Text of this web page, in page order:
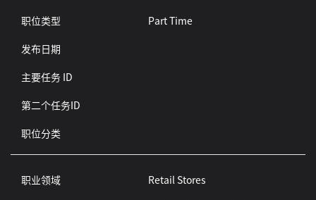
职位类型
Part Time
发布日期
主要任务 ID
第二个任务ID
职位分类
职业领域
Retail Stores